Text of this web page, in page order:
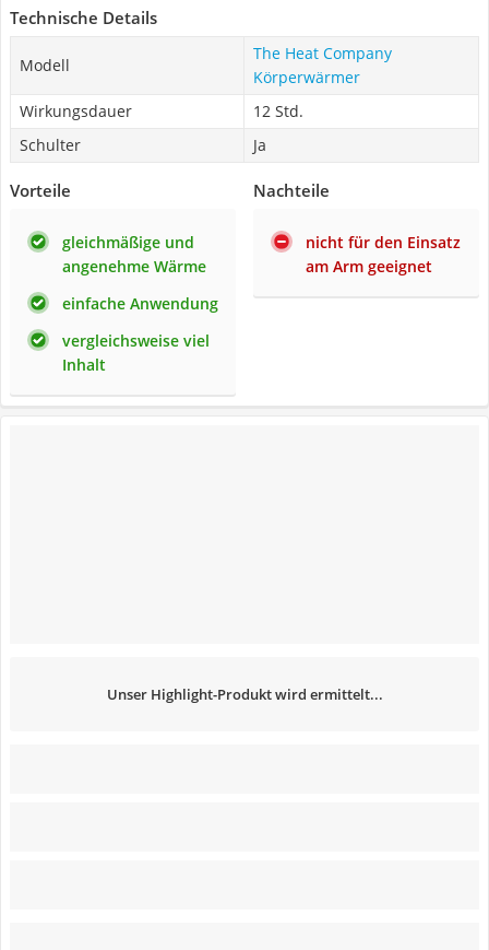
Technische Details
Modell
The Heat Company
Körperwärmer
Wirkungsdauer
12 Std.
Schulter
Ja
Vorteile
gleichmäßige und
angenehme Wärme
einfache Anwendung
vergleichsweise viel
Inhalt
Nachteile
nicht für den Einsatz
am Arm geeignet
Unser Highlight-Produkt wird ermittelt...